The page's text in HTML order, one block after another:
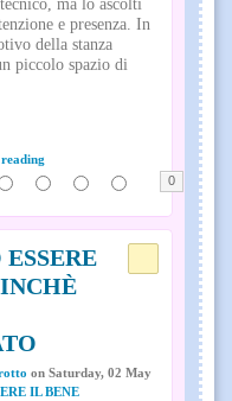
ma lo ascolti
e presenza. In
della stanza
piccolo spazio di
0
on Saturday, 02 May
IL BENE